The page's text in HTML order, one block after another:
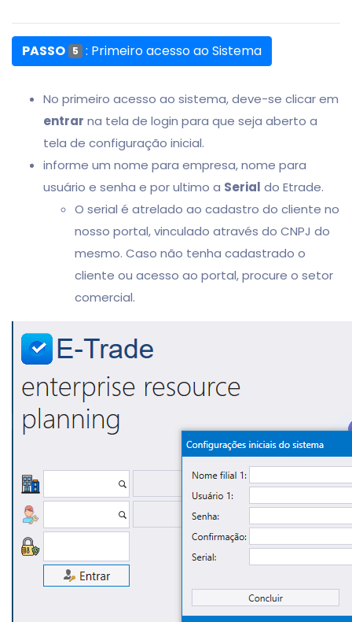
PASSO 5 : Primeiro acesso ao Sistema
No primeiro acesso ao sistema, deve-se clicar em
entrar na tela de login para que seja aberto a
tela de configuração inicial.
informe um nome para empresa, nome para
usuário e senha e por ultimo a Serial do Etrade.
O serial é atrelado ao cadastro do cliente no
nosso portal, vinculado através do CNPJ do
mesmo. Caso não tenha cadastrado o
cliente ou acesso ao portal, procure o setor
comercial.